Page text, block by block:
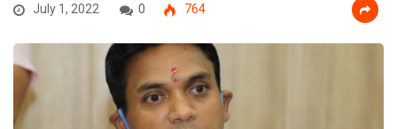
July 1, 2022 0 764